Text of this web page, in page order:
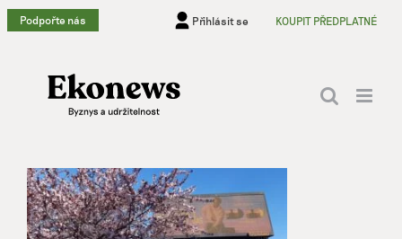
Přeskočit
na
Podpořte nás Přihlásit se KOUPIT PŘEDPLATNÉ